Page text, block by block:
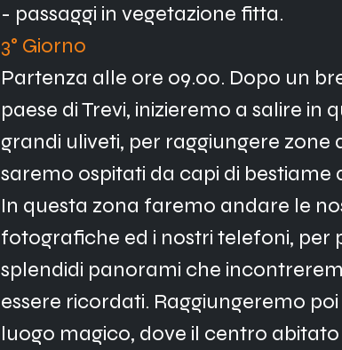
- passaggi in vegetazione fitta.
3° Giorno
Partenza alle ore 09.00. Dopo un
paese di Trevi, inizieremo a salire
grandi uliveti, per raggiungere zone
saremo ospitati da capi di
In questa zona faremo andare le
fotografiche ed i nostri telefoni, per
splendidi panorami che
essere ricordati. Raggiungeremo poi
luogo magico, dove il centro